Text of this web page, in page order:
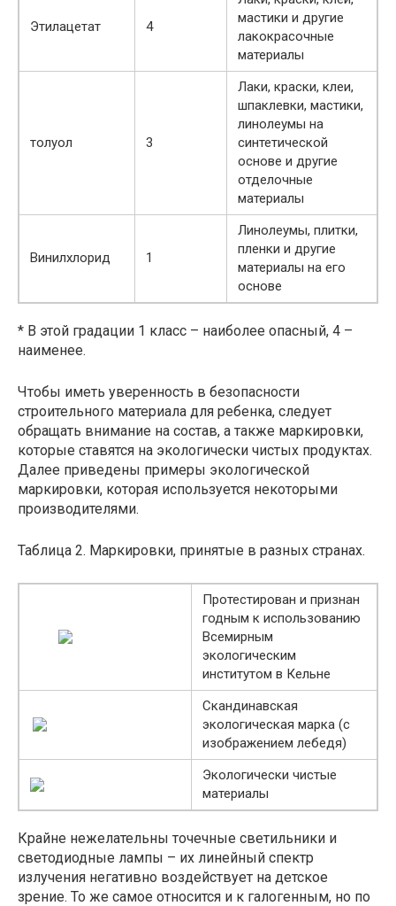
Этилацетат 4
мастики и другие
лакокрасочные
материалы
толуол 3
Лаки, краски, клеи,
шпаклевки, мастики,
линолеумы на
синтетической
основе и другие
отделочные
материалы
Винилхлорид 1
Линолеумы, плитки,
пленки и другие
материалы на его
основе
* В этой градации 1 класс – наиболее опасный, 4 –
наименее.
Чтобы иметь уверенность в безопасности
строительного материала для ребенка, следует
обращать внимание на состав, а также маркировки,
которые ставятся на экологически чистых продуктах.
Далее приведены примеры экологической
маркировки, которая используется некоторыми
производителями.
Таблица 2. Маркировки, принятые в разных странах.
Протестирован и признан
годным к использованию
Всемирным
экологическим
институтом в Кельне
Скандинавская
экологическая марка (с
изображением лебедя)
Экологически чистые
материалы
Крайне нежелательны точечные светильники и
светодиодные лампы – их линейный спектр
излучения негативно воздействует на детское
зрение. То же самое относится и к галогенным, но по